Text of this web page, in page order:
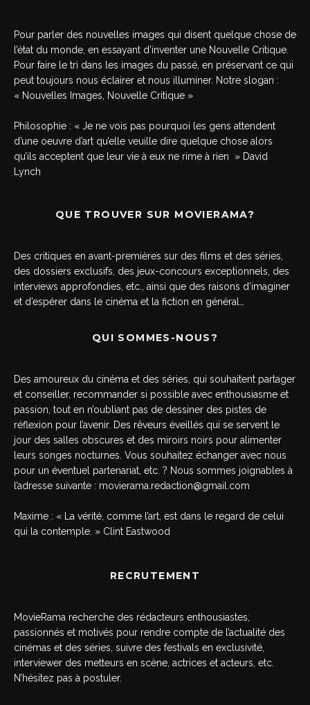
Pour parler des nouvelles images qui disent quelque chose de
l’état du monde, en essayant d’inventer une Nouvelle Critique.
Pour faire le tri dans les images du passé, en préservant ce qui
peut toujours nous éclairer et nous illuminer. Notre slogan :
« Nouvelles Images, Nouvelle Critique »
Philosophie : « Je ne vois pas pourquoi les gens attendent
d’une oeuvre d’art qu’elle veuille dire quelque chose alors
qu’ils acceptent que leur vie à eux ne rime à rien » David
Lynch
QUE TROUVER SUR MOVIERAMA?
Des critiques en avant-premières sur des films et des séries,
des dossiers exclusifs, des jeux-concours exceptionnels, des
interviews approfondies, etc., ainsi que des raisons d’imaginer
et d’espérer dans le cinéma et la fiction en général…
QUI SOMMES-NOUS?
Des amoureux du cinéma et des séries, qui souhaitent partager
et conseiller, recommander si possible avec enthousiasme et
passion, tout en n’oubliant pas de dessiner des pistes de
réflexion pour l’avenir. Des rêveurs éveillés qui se servent le
jour des salles obscures et des miroirs noirs pour alimenter
leurs songes nocturnes. Vous souhaitez échanger avec nous
pour un éventuel partenariat, etc. ? Nous sommes joignables à
l’adresse suivante : movierama.redaction@gmail.com
Maxime : « La vérité, comme l’art, est dans le regard de celui
qui la contemple. » Clint Eastwood
RECRUTEMENT
MovieRama recherche des rédacteurs enthousiastes,
passionnés et motivés pour rendre compte de l’actualité des
cinémas et des séries, suivre des festivals en exclusivité,
interviewer des metteurs en scène, actrices et acteurs, etc.
N’hésitez pas à postuler.